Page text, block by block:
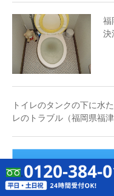
福
決
トイレのタンクの下に水
レのトラブル（福岡県福